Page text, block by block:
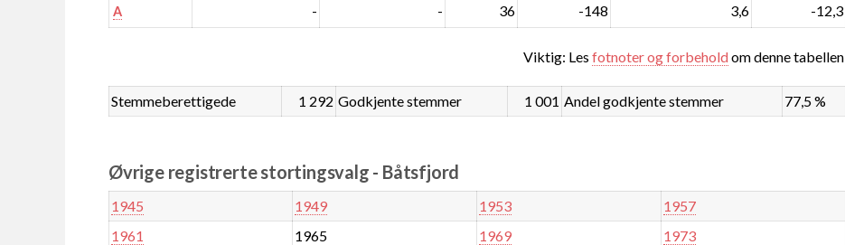
A - - 36 -148 3,6 -12,3
Viktig: Les fotnoter og forbeholdom denne tabellen
Stemmeberettigede 1 292 Godkjente stemmer 1 001 Andel godkjente stemmer 77,5 %
Øvrige registrerte stortingsvalg - Båtsfjord
1945 1949 1953
1957
1961
1965 1969
1973